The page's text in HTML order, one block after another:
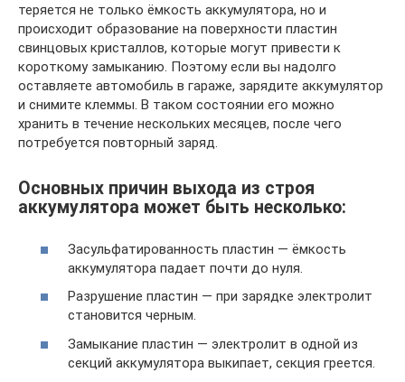
теряется не только ёмкость аккумулятора, но и
происходит образование на поверхности пластин
свинцовых кристаллов, которые могут привести к
короткому замыканию. Поэтому если вы надолго
оставляете автомобиль в гараже, зарядите аккумулятор
и снимите клеммы. В таком состоянии его можно
хранить в течение нескольких месяцев, после чего
потребуется повторный заряд.
Основных причин выхода из строя
аккумулятора может быть несколько:
Засульфатированность пластин — ёмкость
аккумулятора падает почти до нуля.
Разрушение пластин — при зарядке электролит
становится черным.
Замыкание пластин — электролит в одной из
секций аккумулятора выкипает, секция греется.